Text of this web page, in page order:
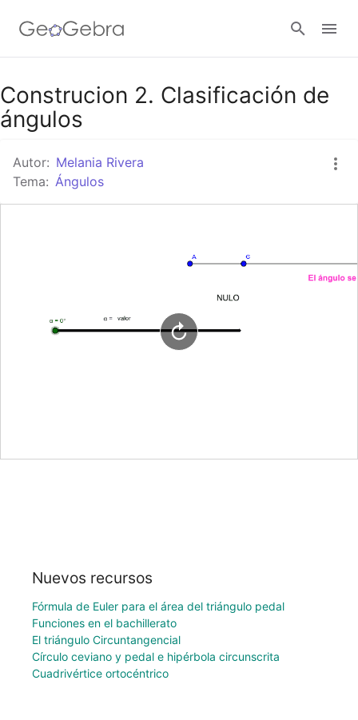
Google Classroom
Abrir sesión
Construcion 2. Clasificación de
ángulos
Autor: Melania Rivera
Tema: Ángulos
Nuevos recursos
Fórmula de Euler para el área del triángulo pedal
Funciones en el bachillerato
El triángulo Circuntangencial
Círculo ceviano y pedal e hipérbola circunscrita
Cuadrivértice ortocéntrico